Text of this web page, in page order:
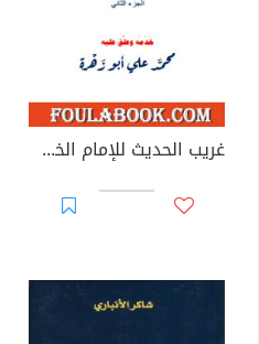
غريب الحديث للإمام الخطابي رحمه الله - الجزء الثاني